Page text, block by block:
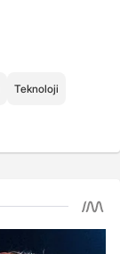
Teknoloji